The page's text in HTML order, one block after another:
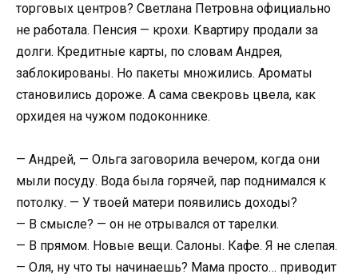
торговых центров? Светлана Петровна официально
не работала. Пенсия — крохи. Квартиру продали за
долги. Кредитные карты, по словам Андрея,
заблокированы. Но пакеты множились. Ароматы
становились дороже. А сама свекровь цвела, как
орхидея на чужом подоконнике.
— Андрей, — Ольга заговорила вечером, когда они
мыли посуду. Вода была горячей, пар поднимался к
потолку. — У твоей матери появились доходы?
— В смысле? — он не отрывался от тарелки.
— В прямом. Новые вещи. Салоны. Кафе. Я не слепая.
— Оля, ну что ты начинаешь? Мама просто… приводит